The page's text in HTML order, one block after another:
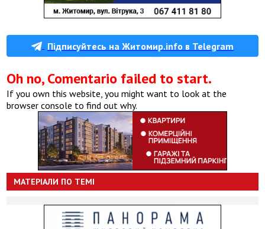
Підписуйтесь на Житомир.info в Telegram
Oh no, Comentario failed to start.
If you own this website, you might want to look at the
browser console to find out why.
МАТЕРІАЛИ ПО ТЕМІ